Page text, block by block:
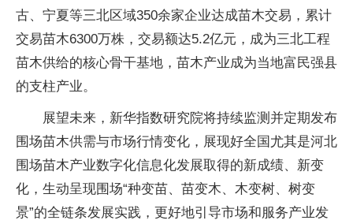
古、宁夏等三北区域350余家企业达成苗木交易，累计
交易苗木6300万株，交易额达5.2亿元，成为三北工程
苗木供给的核心骨干基地，苗木产业成为当地富民强县
的支柱产业。
展望未来，新华指数研究院将持续监测并定期发布
围场苗木供需与市场行情变化，展现好全国尤其是河北
围场苗木产业数字化信息化发展取得的新成绩、新变
化，生动呈现围场“种变苗、苗变木、木变树、树变
景”的全链条发展实践，更好地引导市场和服务产业发